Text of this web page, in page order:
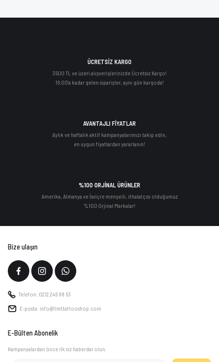
ÜCRETSİZ KARGO
3500 TL ve üzeri alışverişlerinizde Ücretsiz Kargo!
16:00'a kadar gelen siparişler, aynı gün kargoda!
AVANTAJLI FİYATLAR
Aylık ve haftalık aktif kampanyalarımızı takip edin,
en uygun fiyatlardan yararlanın!
%100 ORJİNAL ÜRÜNLER
Amerika, Almanya ve İsviçre menşeili, ithalatçısı olduğumuz
%100 Orjinal Markalar!
Bize ulaşın
Telefon: 0212 245 88 63
E-posta: info@tmttattooshop.com
E-Bülten Abonelik
Kampanyalardan önce ilk siz haberdar olun.